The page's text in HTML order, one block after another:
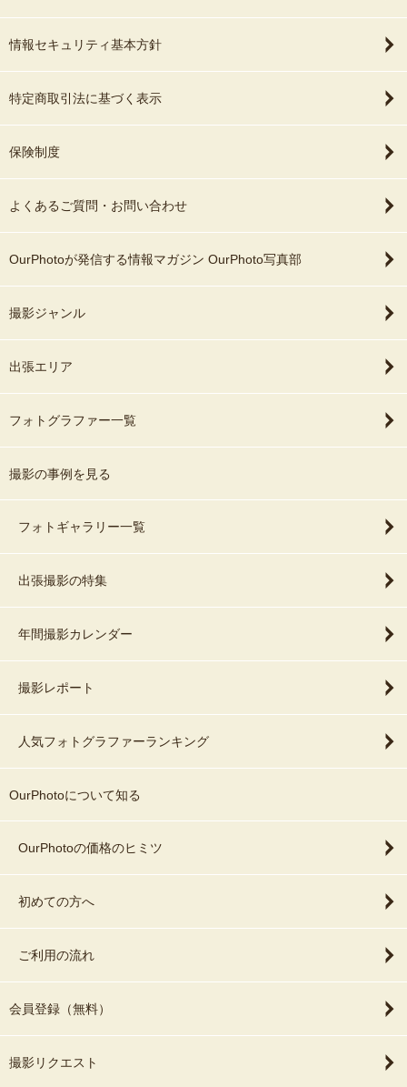
情報セキュリティ基本方針
特定商取引法に基づく表示
保険制度
よくあるご質問・お問い合わせ
OurPhotoが発信する情報マガジン OurPhoto写真部
撮影ジャンル
出張エリア
フォトグラファー一覧
撮影の事例を見る
フォトギャラリー一覧
出張撮影の特集
年間撮影カレンダー
撮影レポート
人気フォトグラファーランキング
OurPhotoについて知る
OurPhotoの価格のヒミツ
初めての方へ
ご利用の流れ
会員登録（無料）
撮影リクエスト